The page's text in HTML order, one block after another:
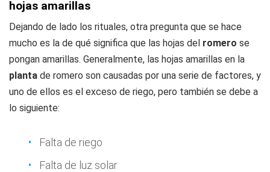
hojas amarillas
Dejando de lado los rituales, otra pregunta que se hace
mucho es la de qué significa que las hojas del romero se
pongan amarillas. Generalmente, las hojas amarillas en la
planta de romero son causadas por una serie de factores, y
uno de ellos es el exceso de riego, pero también se debe a
lo siguiente:
Falta de riego
Falta de luz solar